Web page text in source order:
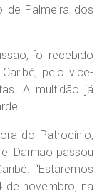
de Palmeira dos
foi recebido
pelo vice-
A multidão já
do Patrocínio,
Damião passou
“Estaremos
novembro, na